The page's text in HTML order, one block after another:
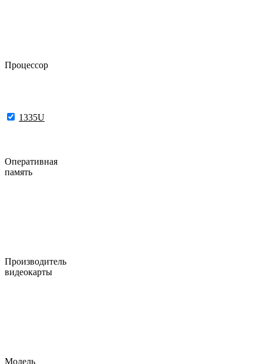
Процессор
1335U
Оперативная
память
Производитель
видеокарты
Модель